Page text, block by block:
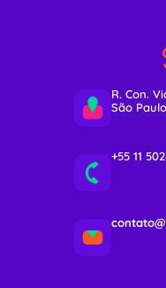
R. Con.
São
+55 11